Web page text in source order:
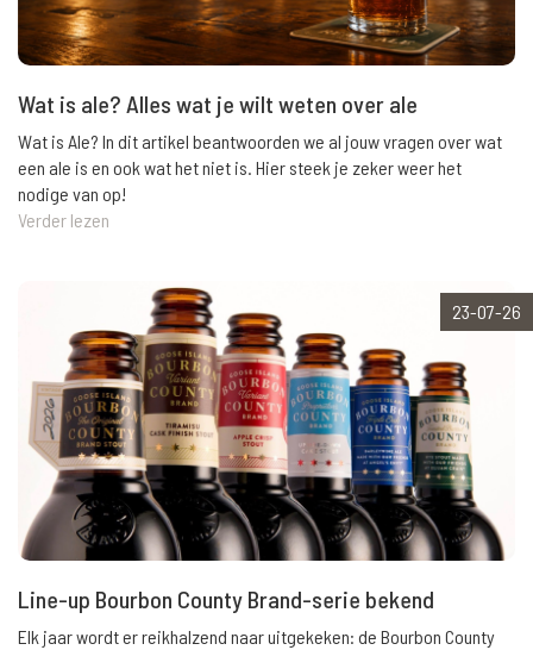
Wat is ale? Alles wat je wilt weten over ale
Wat is Ale? In dit artikel beantwoorden we al jouw vragen over wat
een ale is en ook wat het niet is. Hier steek je zeker weer het
nodige van op!
Verder lezen
23-07-26
Line-up Bourbon County Brand-serie bekend
Elk jaar wordt er reikhalzend naar uitgekeken: de Bourbon County